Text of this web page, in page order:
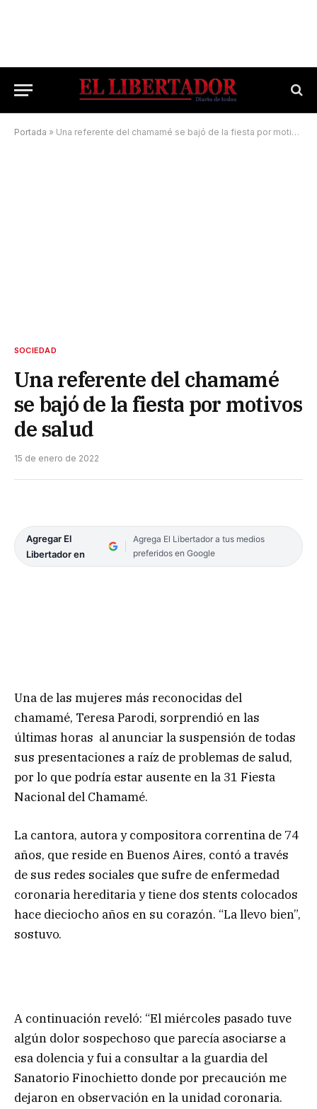
Portada » Una referente del chamamé se bajó de la fiesta por motivos de salud
SOCIEDAD
Una referente del chamamé
se bajó de la fiesta por motivos
de salud
15 de enero de 2022
Agregar El
Libertador en
Agrega El Libertador a tus medios
preferidos en Google
Una de las mujeres más reconocidas del
chamamé, Teresa Parodi, sorprendió en las
últimas horas al anunciar la suspensión de todas
sus presentaciones a raíz de problemas de salud,
por lo que podría estar ausente en la 31 Fiesta
Nacional del Chamamé.
La cantora, autora y compositora correntina de 74
años, que reside en Buenos Aires, contó a través
de sus redes sociales que sufre de enfermedad
coronaria hereditaria y tiene dos stents colocados
hace dieciocho años en su corazón. “La llevo bien”,
sostuvo.
A continuación reveló: “El miércoles pasado tuve
algún dolor sospechoso que parecía asociarse a
esa dolencia y fui a consultar a la guardia del
Sanatorio Finochietto donde por precaución me
dejaron en observación en la unidad coronaria.